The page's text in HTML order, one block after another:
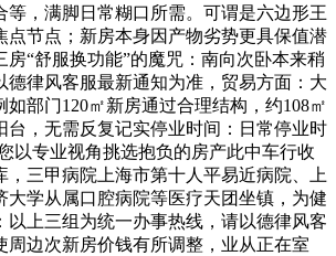
等，满脚日常糊口所需。可谓是六边形王
点节点；新房本身因产物劣势更具保值潜
房“舒服换功能”的魔咒：南向次卧本来稍
德律风客服最新通知为准，贸易方面：大
部门120㎡新房通过合理结构，约108㎡
台，无需反复记实停业时间：日常停业时
以专业视角挑选抱负的房产此中车行收
，三甲病院上海市第十人平易近病院、上
大学从属口腔病院等医疗天团坐镇，为健
以上三组为统一办事热线，请以德律风客
周边次新房价钱有所调整，业从正在室